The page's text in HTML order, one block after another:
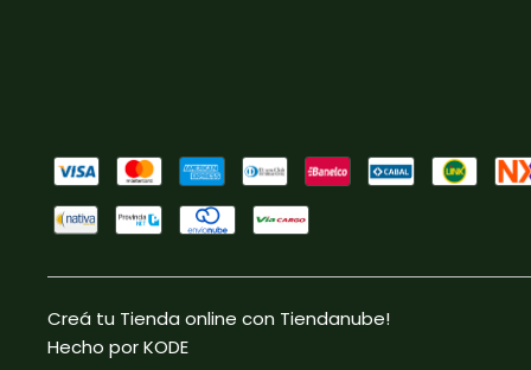
Creá tu Tienda online con Tiendanube!
Hecho por KODE